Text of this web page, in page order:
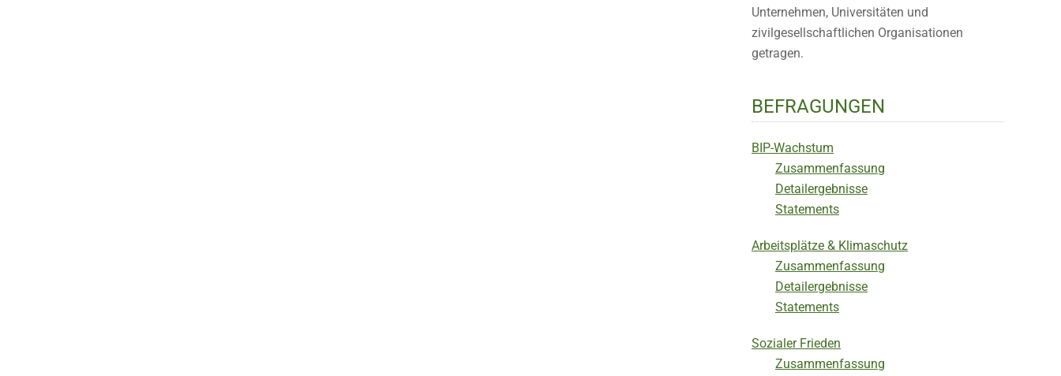
Unternehmen, Universitäten und
zivilgesellschaftlichen Organisationen
getragen.
BEFRAGUNGEN
BIP-Wachstum
Zusammenfassung
Detailergebnisse
Statements
Arbeitsplätze & Klimaschutz
Zusammenfassung
Detailergebnisse
Statements
Sozialer Frieden
Zusammenfassung